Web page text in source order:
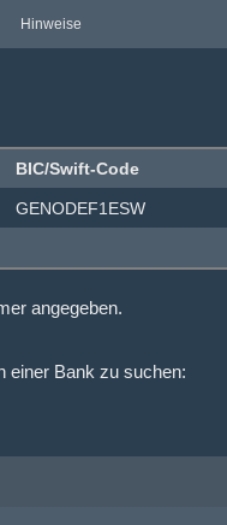
Hinweise
BIC/Swift-Code
GENODEF1ESW
angegeben.
einer Bank zu suchen: